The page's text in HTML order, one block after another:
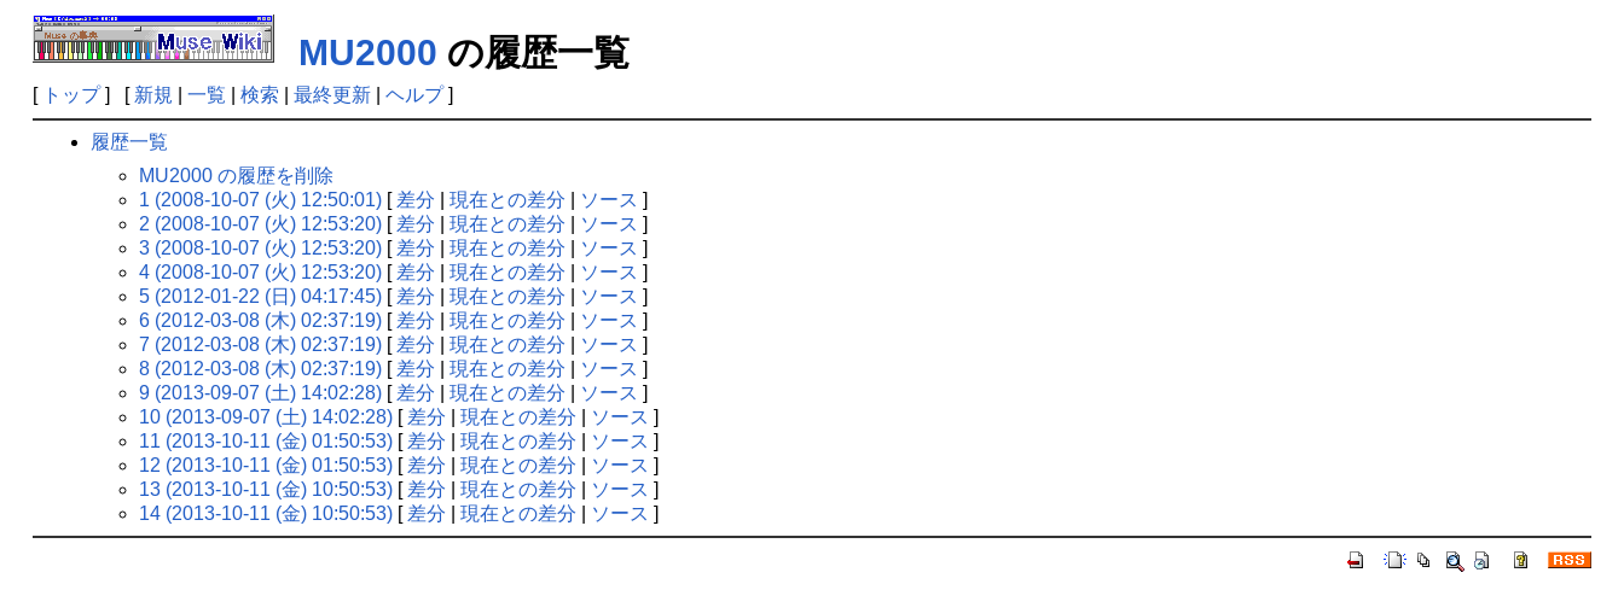
MU2000 の履歴一覧
[ トップ] [ 新規 一覧 検索 最終更新| ヘルプ]
履歴一覧
MU2000 の履歴を削除
1 (2008-10-07 (火) 12:50:01)[ 差分 現在との差分 ソース ]
2 (2008-10-07 (火) 12:53:20)[ 差分 現在との差分 ソース ]
3 (2008-10-07 (火) 12:53:20)[ 差分 現在との差分 ソース ]
4 (2008-10-07 (火) 12:53:20)[ 差分 現在との差分 ソース ]
5 (2012-01-22 (日) 04:17:45)[ 差分 現在との差分 ソース ]
6 (2012-03-08 (木) 02:37:19)[ 差分 現在との差分 ソース ]
7 (2012-03-08 (木) 02:37:19)[ 差分 現在との差分 ソース ]
8 (2012-03-08 (木) 02:37:19)[ 差分 現在との差分 ソース ]
9 (2013-09-07 (土) 14:02:28)[ 差分 現在との差分 ソース ]
10 (2013-09-07 (土) 14:02:28)[ 差分 現在との差分 ソース ]
11 (2013-10-11 (金) 01:50:53)[ 差分 現在との差分 ソース ]
12 (2013-10-11 (金) 01:50:53)[ 差分 現在との差分 ソース ]
13 (2013-10-11 (金) 10:50:53)[ 差分 現在との差分 ソース ]
14 (2013-10-11 (金) 10:50:53)[ 差分 現在との差分 ソース ]